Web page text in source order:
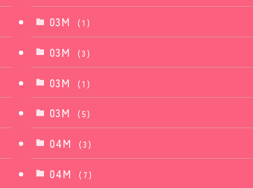
03M (1)
03M (3)
03M (1)
03M (5)
04M (3)
04M (7)